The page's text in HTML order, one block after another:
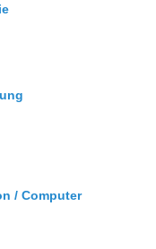
/ Computer